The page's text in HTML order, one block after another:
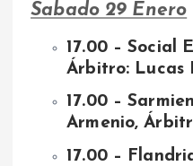
Sabado 29 Enero
17.00 – Social
Árbitro: Lucas
17.00 –
Armenio,
17.00 –